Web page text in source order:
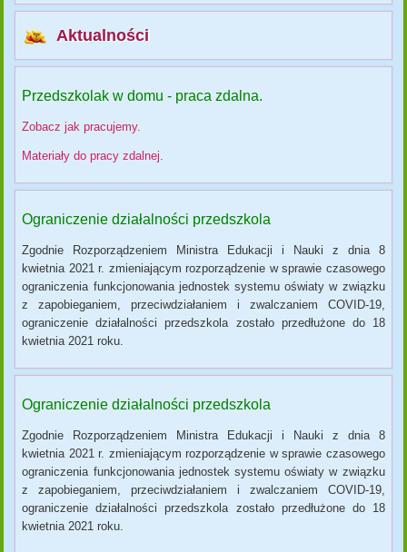
Aktualności
Przedszkolak w domu - praca zdalna.
Zobacz jak pracujemy.
Materiały do pracy zdalnej.
Ograniczenie działalności przedszkola
Zgodnie Rozporządzeniem Ministra Edukacji i Nauki z dnia 8
kwietnia 2021 r. zmieniającym rozporządzenie w sprawie czasowego
ograniczenia funkcjonowania jednostek systemu oświaty w związku
z zapobieganiem, przeciwdziałaniem i zwalczaniem COVID-19,
ograniczenie działalności przedszkola zostało przedłużone do 18
kwietnia 2021 roku.
Ograniczenie działalności przedszkola
Zgodnie Rozporządzeniem Ministra Edukacji i Nauki z dnia 8
kwietnia 2021 r. zmieniającym rozporządzenie w sprawie czasowego
ograniczenia funkcjonowania jednostek systemu oświaty w związku
z zapobieganiem, przeciwdziałaniem i zwalczaniem COVID-19,
ograniczenie działalności przedszkola zostało przedłużone do 18
kwietnia 2021 roku.